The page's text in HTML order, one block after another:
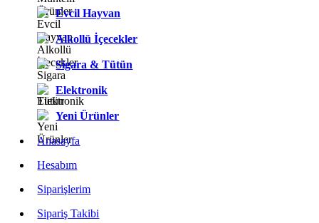
Evcil Hayvan
Alkollü İçecekler
Sigara & Tütün
Elektronik
Yeni Ürünler
Anasayfa
Hesabım
Siparişlerim
Sipariş Takibi